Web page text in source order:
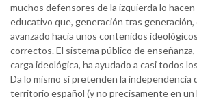
muchos defensores de la izquierda lo hacen
educativo que, generación tras generación,
avanzado hacia unos contenidos
correctos. El sistema público de
carga ideológica, ha ayudado a casi todos
Da lo mismo si pretenden la independencia
territorio español (y no precisamente en un